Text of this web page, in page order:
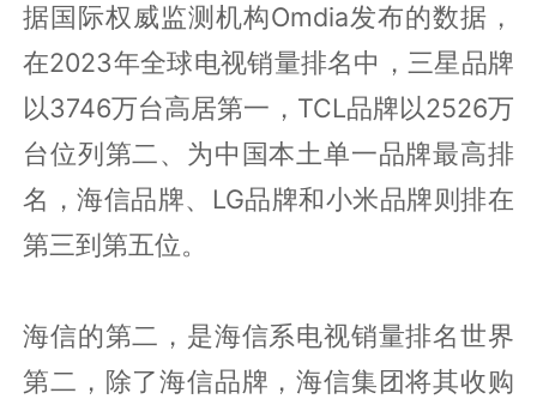
据国际权威监测机构Omdia发布的数据，
在2023年全球电视销量排名中，三星品牌
以3746万台高居第一，TCL品牌以2526万
台位列第二、为中国本土单一品牌最高排
名，海信品牌、LG品牌和小米品牌则排在
第三到第五位。
海信的第二，是海信系电视销量排名世界
第二，除了海信品牌，海信集团将其收购